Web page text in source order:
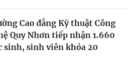
Cao đẳng Kỹ thuật Công
Quy Nhơn tiếp nhận 1.660
sinh, sinh viên khóa 20